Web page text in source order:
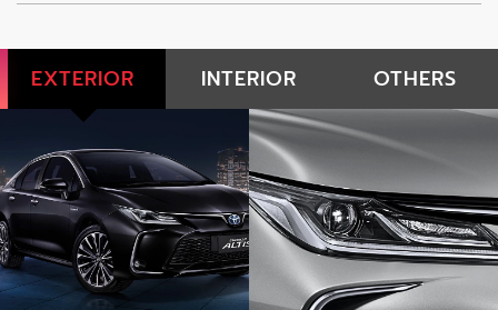
EXTERIOR INTERIOR OTHERS